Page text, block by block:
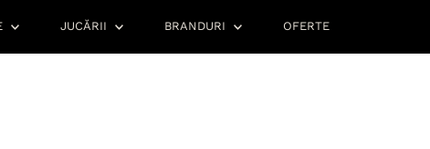
JUCĂRII BRANDURI OFERTE